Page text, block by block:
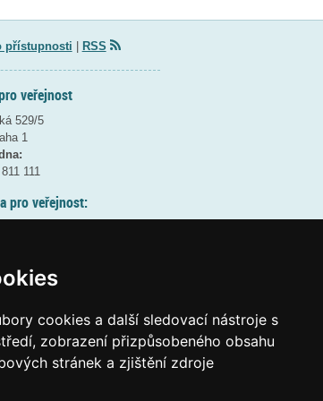
cookies a další sledovací nástroje s
zobrazení přizpůsobeného obsahu
stránek a zjištění zdroje
přístupnosti RSS
veřejnost
529/5
1
111
pro veřejnost:
podatelna:
gov cz